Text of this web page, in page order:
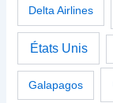
Delta Airlines
États Unis
Galapagos